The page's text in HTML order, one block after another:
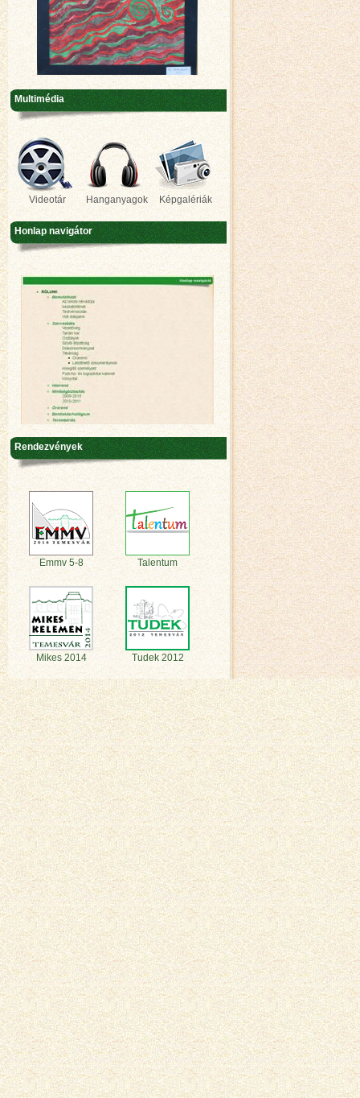
Multimédia
Videotár Hanganyagok Képgalériák
Honlap navigátor
Rendezvények
Emmv 5-8 Talentum
Mikes 2014 Tudek 2012